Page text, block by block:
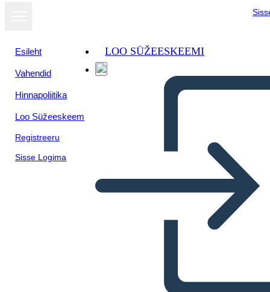
Esileht
Vahendid
Hinnapoliitika
Loo Süžeeskeem
Registreeru
Sisse Logima
LOO SÜŽEESKEEMI
Kuva
slaidiseansina